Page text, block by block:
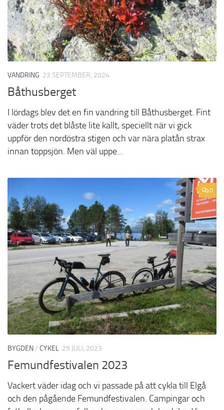
VANDRING 23 SEPTEMBER, 2024
Båthusberget
I lördags blev det en fin vandring till Båthusberget. Fint
väder trots det blåste lite kallt, speciellt när vi gick
uppför den nordöstra stigen och var nära platån strax
innan toppsjön. Men väl uppe...
0
BYGDEN/ CYKEL 29 JULI, 2023
Femundfestivalen 2023
Vackert väder idag och vi passade på att cykla till Elgå
och den pågående Femundfestivalen. Campingar och